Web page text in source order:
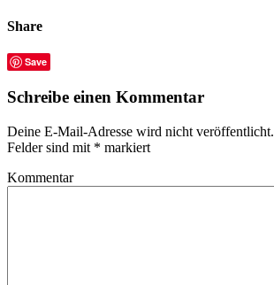
Share
Save
Schreibe einen Kommentar
Deine E-Mail-Adresse wird nicht veröffentlicht.
Felder sind mit * markiert
Kommentar